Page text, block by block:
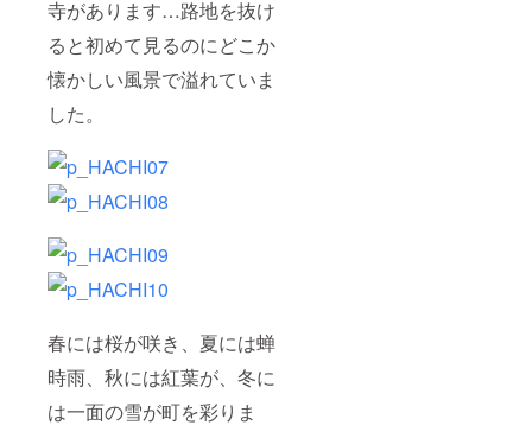
寺があります…路地を抜け
ると初めて見るのにどこか
懐かしい風景で溢れていま
した。
春には桜が咲き、夏には蝉
時雨、秋には紅葉が、冬に
は一面の雪が町を彩りま